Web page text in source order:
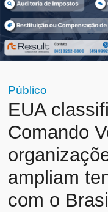
Público
EUA
Comando
ampliam
com o Brasil